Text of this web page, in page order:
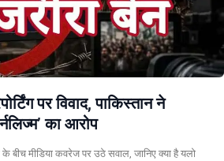
पर विवाद, पाकिस्तान ने
का आरोप
के बीच मीडिया कवरेज पर उठे सवाल, जानिए क्या है यलो